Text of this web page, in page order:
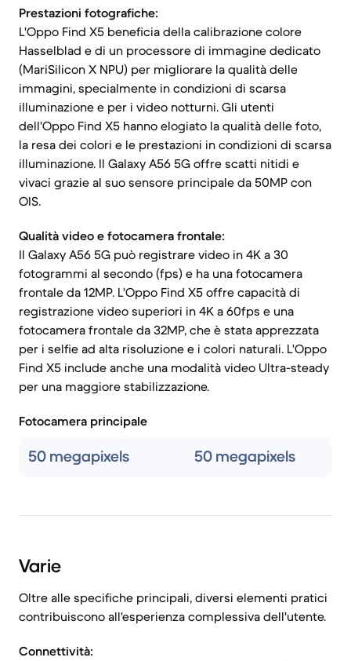
Prestazioni fotografiche:
L'Oppo Find X5 beneficia della calibrazione colore
Hasselblad e di un processore di immagine dedicato
(MariSilicon X NPU) per migliorare la qualità delle
immagini, specialmente in condizioni di scarsa
illuminazione e per i video notturni. Gli utenti
dell'Oppo Find X5 hanno elogiato la qualità delle foto,
la resa dei colori e le prestazioni in condizioni di scarsa
illuminazione. Il Galaxy A56 5G offre scatti nitidi e
vivaci grazie al suo sensore principale da 50MP con
OIS.
Qualità video e fotocamera frontale:
Il Galaxy A56 5G può registrare video in 4K a 30
fotogrammi al secondo (fps) e ha una fotocamera
frontale da 12MP. L'Oppo Find X5 offre capacità di
registrazione video superiori in 4K a 60fps e una
fotocamera frontale da 32MP, che è stata apprezzata
per i selfie ad alta risoluzione e i colori naturali. L'Oppo
Find X5 include anche una modalità video Ultra-steady
per una maggiore stabilizzazione.
Fotocamera principale
50 megapixels 50 megapixels
Varie
Oltre alle specifiche principali, diversi elementi pratici
contribuiscono all'esperienza complessiva dell'utente.
Connettività: